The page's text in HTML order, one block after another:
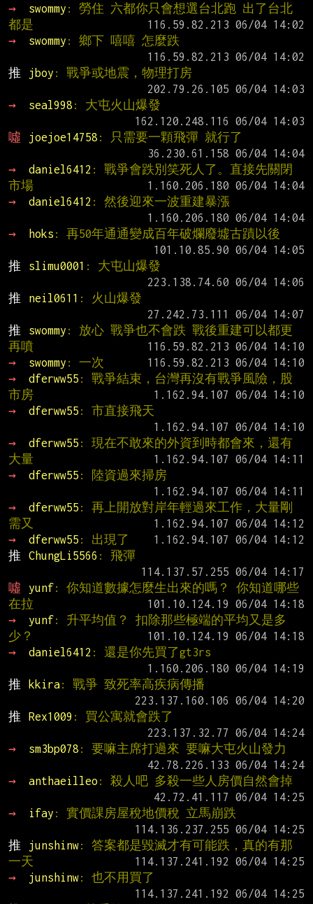
→
swommy : 勞住 六都你只會想選台北跑 出了台北
都是
→
swommy : 鄉下 嘻嘻 怎麼跌
推
jboy : 戰爭或地震，物理打房
→
seal998 : 大屯火山爆發
噓
joejoe14758 : 只需要一顆飛彈 就行了
→
daniel6412 : 戰爭會跌別笑死人了。直接先關閉
市場
→
daniel6412 : 然後迎來一波重建暴漲
→
hoks : 再50年通通變成百年破爛廢墟古蹟以後
推
slimu0001 : 大屯山爆發
推
neil0611 : 火山爆發
推
swommy : 放心 戰爭也不會跌 戰後重建可以都更
再噴
→
swommy : 一次
→
dferww55 : 戰爭結束，台灣再沒有戰爭風險，股
市房
→
dferww55 : 市直接飛天
→
dferww55 : 現在不敢來的外資到時都會來，還有
大量
→
dferww55 : 陸資過來掃房
→
dferww55 : 再上開放對岸年輕過來工作，大量剛
需又
→
dferww55 : 出現了
推
ChungLi5566 : 飛彈
噓
yunf: 你知道數據怎麼生出來的嗎？ 你知道哪些
在拉
→
yunf: 升平均值？ 扣除那些極端的平均又是多
少？
→
daniel6412 : 還是你先買了gt3rs
推
kkira: 戰爭 致死率高疾病傳播
推
Rex1009 : 買公寓就會跌了
→
sm3bp078 : 要嘛主席打過來 要嘛大屯火山發力
→
anthaeilleo : 殺人吧 多殺一些人房價自然會掉
→
ifay : 實價課房屋稅地價稅 立馬崩跌
推
junshinw: 答案都是毀滅才有可能跌，真的有那
一天
→
junshinw: 也不用買了